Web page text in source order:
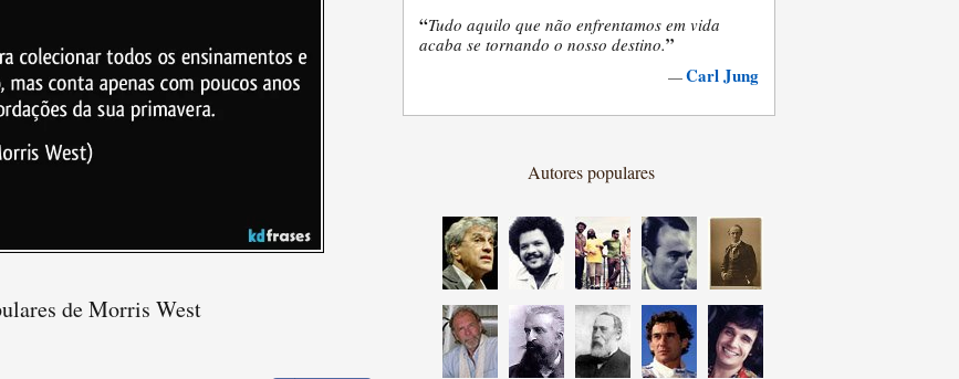
de Morris West
“Tudo aquilo que não enfrentamos em vida
acaba se tornando o nosso destino.”
—Carl Jung
Autores populares